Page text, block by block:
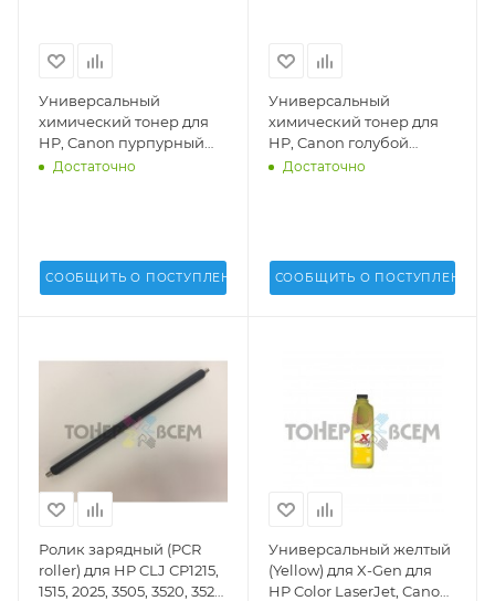
Универсальный
химический тонер для
HP, Canon пурпурный
(Magenta)(HP UNIV)(1 кг.)
Достаточно
СООБЩИТЬ О ПОСТУПЛЕНИИ
Универсальный
химический тонер для
HP, Canon голубой
(Cyan)(HP UNIV)(1 кг.)
Достаточно
СООБЩИТЬ О ПОСТУПЛЕНИИ
Ролик зарядный (PCR
roller) для HP CLJ СP1215,
1515, 2025, 3505, 3520, 3525,
Универсальный желтый
(Yellow) для X-Gen для
HP Color LaserJet, Canon